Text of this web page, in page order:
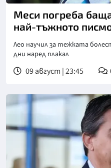
Меси погреба
най-тъжното
Лео научил за тежката
дни наред плакал
09 август | 23:45